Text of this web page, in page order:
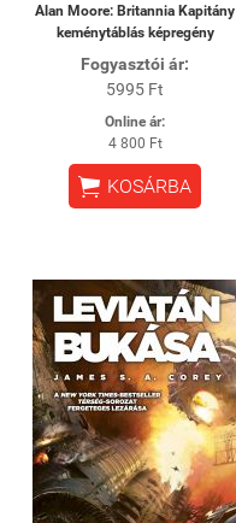
Alan Moore: Britannia Kapitány
keménytáblás képregény
Fogyasztói ár:
5995 Ft
Online ár:
4 800 Ft
 KOSÁRBA